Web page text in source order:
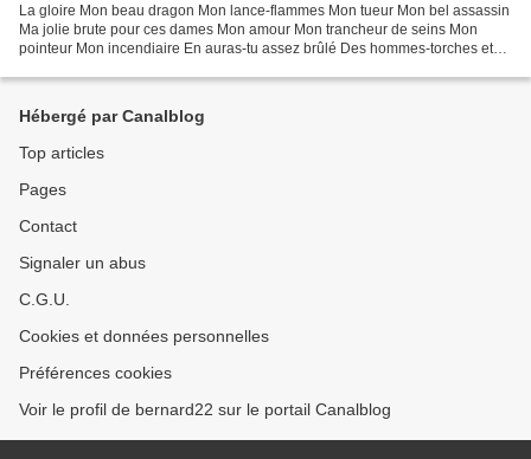
La gloire Mon beau dragon Mon lance-flammes Mon tueur Mon bel assassin
Ma jolie brute pour ces dames Mon amour Mon trancheur de seins Mon
pointeur Mon incendiaire En auras-tu assez brûlé Des hommes-torches et
Hébergé par Canalblog
Top articles
Pages
Contact
Signaler un abus
C.G.U.
Cookies et données personnelles
Préférences cookies
Voir le profil de bernard22 sur le portail Canalblog